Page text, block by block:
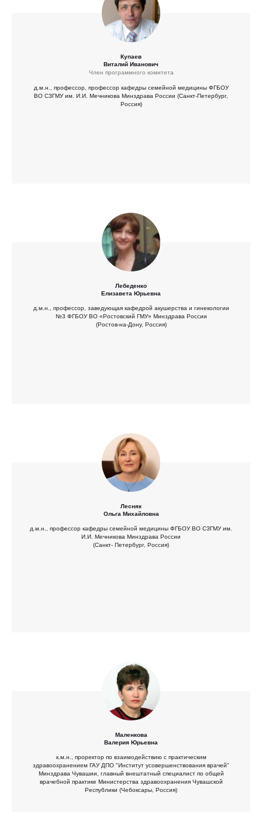
Купаев
Виталий Иванович
Член программного комитета
д.м.н., профессор, профессор кафедры семейной медицины ФГБОУ
ВО СЗГМУ им. И.И. Мечникова Минздрава России (Санкт-Петербург,
Россия)
Лебеденко
Елизавета Юрьевна
д.м.н., профессор, заведующая кафедрой акушерства и гинекологии
№3 ФГБОУ ВО «Ростовский ГМУ» Минздрава России
(Ростов-на-Дону, Россия)
Лесняк
Ольга Михайловна
д.м.н., профессор кафедры семейной медицины ФГБОУ ВО СЗГМУ им.
И.И. Мечникова Минздрава России
(Санкт- Петербург, Россия)
Маленкова
Валерия Юрьевна
к.м.н., проректор по взаимодействию с практическим
здравоохранением ГАУ ДПО "Институт усовершенствования врачей"
Минздрава Чувашии, главный внештатный специалист по общей
врачебной практике Министерства здравоохранения Чувашской
Республики (Чебоксары, Россия)